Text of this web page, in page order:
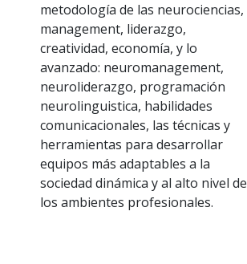
metodología de las neurociencias,
management, liderazgo,
creatividad, economía, y lo
avanzado: neuromanagement,
neuroliderazgo, programación
neurolinguistica, habilidades
comunicacionales, las técnicas y
herramientas para desarrollar
equipos más adaptables a la
sociedad dinámica y al alto nivel de
los ambientes profesionales.